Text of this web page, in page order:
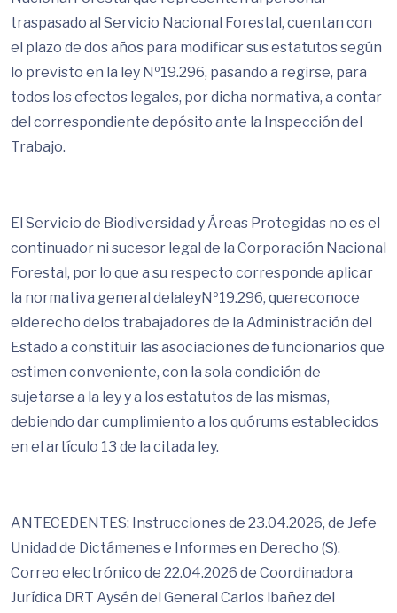
traspasado al Servicio Nacional Forestal, cuentan con
el plazo de dos años para modificar sus estatutos según
lo previsto en la ley Nº19.296, pasando a regirse, para
todos los efectos legales, por dicha normativa, a contar
del correspondiente depósito ante la Inspección del
Trabajo.
El Servicio de Biodiversidad y Áreas Protegidas no es el
continuador ni sucesor legal de la Corporación Nacional
Forestal, por lo que a su respecto corresponde aplicar
la normativa general delaleyNº19.296, quereconoce
elderecho delos trabajadores de la Administración del
Estado a constituir las asociaciones de funcionarios que
estimen conveniente, con la sola condición de
sujetarse a la ley y a los estatutos de las mismas,
debiendo dar cumplimiento a los quórums establecidos
en el artículo 13 de la citada ley.
ANTECEDENTES: Instrucciones de 23.04.2026, de Jefe
Unidad de Dictámenes e Informes en Derecho (S).
Correo electrónico de 22.04.2026 de Coordinadora
Jurídica DRT Aysén del General Carlos lbañez del